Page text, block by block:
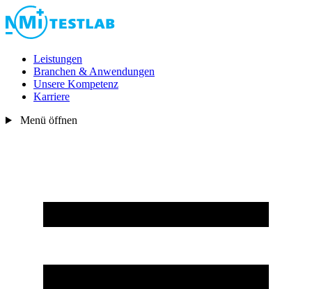
Leistungen
Branchen & Anwendungen
Unsere Kompetenz
Karriere
Menü öffnen